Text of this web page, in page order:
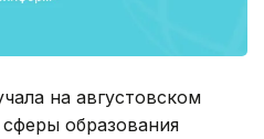
на августовском
образования